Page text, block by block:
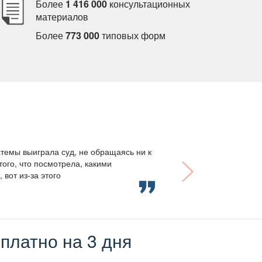
Более 1 416 000 консультационных
материало
Более773 000типовых форм
выиграла суд, не обращаясь ни к
что посмотрела, какими
из-за этого
на 3 дня